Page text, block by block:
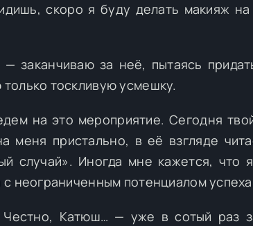
скоро я буду делать макияж
заканчиваю за неё, пытаясь
тоскливую усмешку.
на это мероприятие. Сегодня
меня пристально, в её взгляде
случай». Иногда мне кажется, что
с неограниченным потенциалом
Катюш… — уже в сотый раз